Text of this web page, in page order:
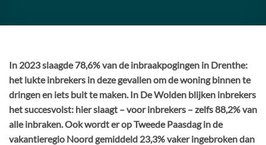
In 2023 slaagde 78,6% van de inbraakpogingen in Drenthe:
het lukte inbrekers in deze gevallen om de woning binnen te
dringen en iets buit te maken. In De Wolden blijken inbrekers
het succesvolst: hier slaagt – voor inbrekers – zelfs 88,2% van
alle inbraken. Ook wordt er op Tweede Paasdag in de
vakantieregio Noord gemiddeld 23,3% vaker ingebroken dan